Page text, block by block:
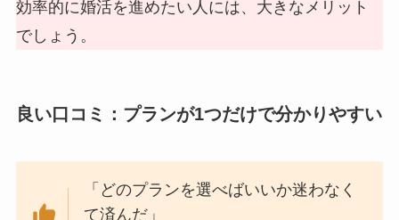
効率的に婚活を進めたい人には、大きなメリット
でしょう。
良い口コミ：プランが1つだけで分かりやすい
「どのプランを選べばいいか迷わなく
て済んだ」